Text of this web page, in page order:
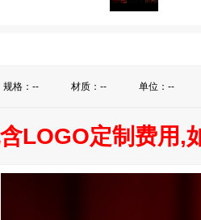
规格：-- 材质：-- 单位：--
LOGO定制费用,